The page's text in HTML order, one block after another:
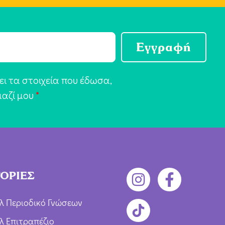
τα στοιχεία που έδωσα,
μου *
Εγγραφή
Περιοδικό Γνώσεων
Επιτραπέζιο